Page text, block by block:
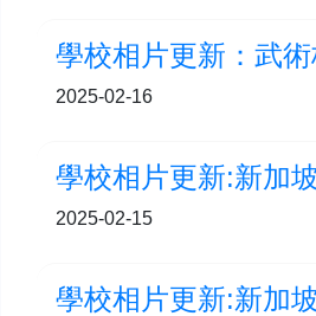
2025-02-16
2025-02-15